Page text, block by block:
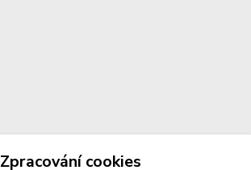
Zpracování cookies